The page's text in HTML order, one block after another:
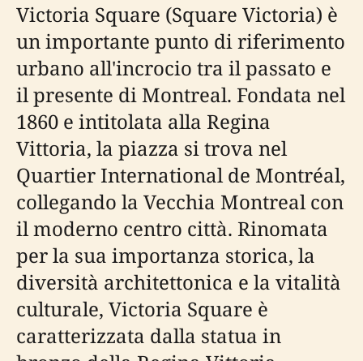
Victoria Square (Square Victoria) è
un importante punto di riferimento
urbano all'incrocio tra il passato e
il presente di Montreal. Fondata nel
1860 e intitolata alla Regina
Vittoria, la piazza si trova nel
Quartier International de Montréal,
collegando la Vecchia Montreal con
il moderno centro città. Rinomata
per la sua importanza storica, la
diversità architettonica e la vitalità
culturale, Victoria Square è
caratterizzata dalla statua in